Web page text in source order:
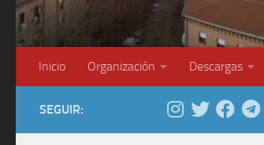
Inicio Organización Descargas
SEGUIR: